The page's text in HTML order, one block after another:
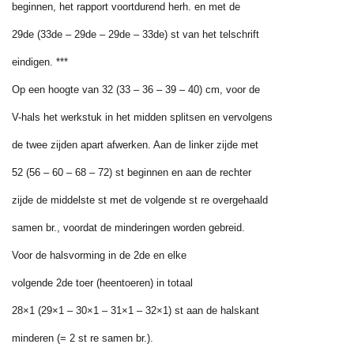
beginnen, het rapport voortdurend herh. en met de
29de (33de – 29de – 29de – 33de) st van het telschrift
eindigen. ***
Op een hoogte van 32 (33 – 36 – 39 – 40) cm, voor de
V-hals het werkstuk in het midden splitsen en vervolgens
de twee zijden apart afwerken. Aan de linker zijde met
52 (56 – 60 – 68 – 72) st beginnen en aan de rechter
zijde de middelste st met de volgende st re overgehaald
samen br., voordat de minderingen worden gebreid.
Voor de halsvorming in de 2de en elke
volgende 2de toer (heentoeren) in totaal
28×1 (29×1 – 30×1 – 31×1 – 32×1) st aan de halskant
minderen (= 2 st re samen br.).